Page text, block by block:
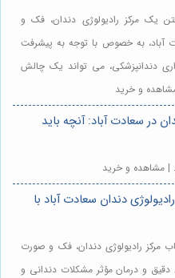
یک مرکز رادیولوژی دندان، فک و
آباد، به خصوص با توجه به پیشرفت
دندانپزشکی، می تواند یک چالش
و خرید
در سعادت آباد: آنچه باید
| مشاهده و خرید
دندان سعادت آباد با
مرکز رادیولوژی دندان، فک و صورت
و درمان مؤثر مشکلات دندانی و